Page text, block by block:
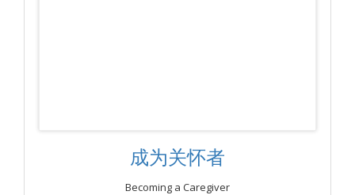
成为关怀者
Becoming a Caregiver